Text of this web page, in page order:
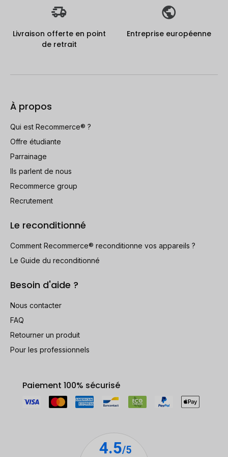
Livraison offerte en point
de retrait
Entreprise européenne
À propos
Qui est Recommerce® ?
Offre étudiante
Parrainage
Ils parlent de nous
Recommerce group
Recrutement
Le reconditionné
Comment Recommerce® reconditionne vos appareils ?
Le Guide du reconditionné
Besoin d'aide ?
Nous contacter
FAQ
Retourner un produit
Pour les professionnels
Paiement 100% sécurisé